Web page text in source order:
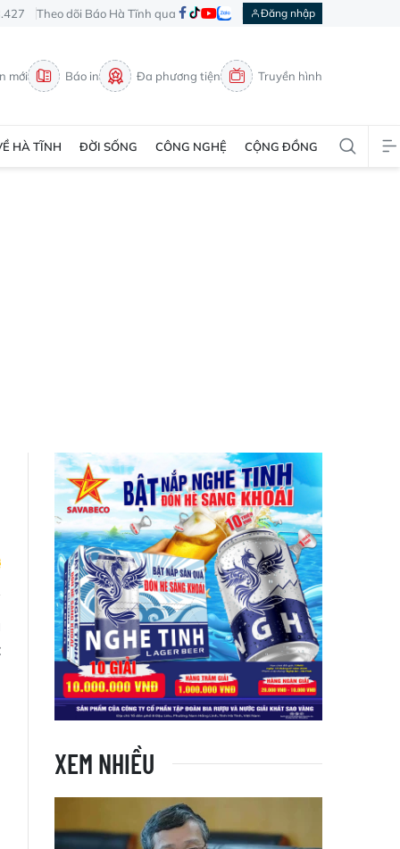
Theo dõi Báo Hà Tĩnh qua Đăng nhập
mới Báo in Đa phương tiện Truyền hình
HÀ TĨNH ĐỜI SỐNG CÔNG NGHỆ CỘNG ĐỒNG
XEM NHIỀU